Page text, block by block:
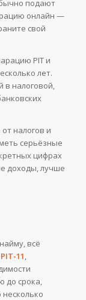
подают
онлайн —
свой
PIT и
лет.
в налоговой,
налогов и
серьёзные
цифрах
доходы, лучше
всё
PIT-11,
до срока,